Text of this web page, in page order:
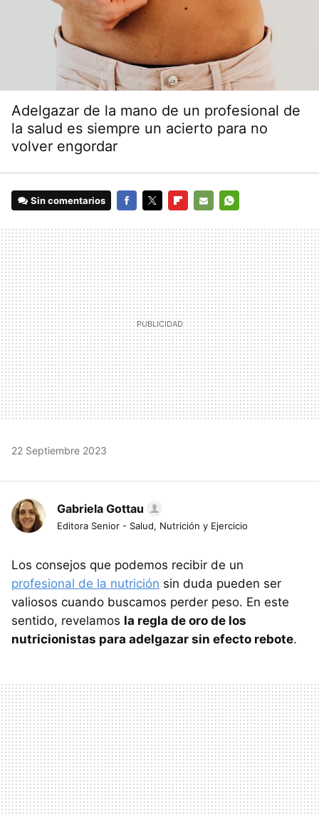
Adelgazar de la mano de un profesional de
la salud es siempre un acierto para no
volver engordar
Sin comentarios
MAIL
22 Septiembre 2023
Gabriela Gottau
Editora Senior - Salud, Nutrición y Ejercicio
Los consejos que podemos recibir de un
profesional de la nutrición sin duda pueden ser
valiosos cuando buscamos perder peso. En este
sentido, revelamos la regla de oro de los
nutricionistas para adelgazar sin efecto rebote.